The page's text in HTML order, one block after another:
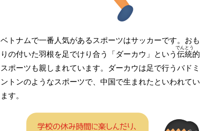
ベトナムで一番人気があるスポーツはサッカーです。おも
りの付いた羽根を足でけり合う「ダーカウ」という 伝統
でんとう
的
スポーツも親しまれています。ダーカウは足で行うバドミ
ントンのようなスポーツで、中国で生まれたといわれてい
ます。